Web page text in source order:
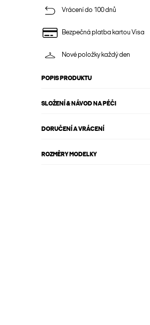
Vrácení do 100 dnů
Bezpečná platba kartou Visa
Nové položky každý den
POPIS PRODUKTU
SLOŽENÍ & NÁVOD NA PÉČI
DORUČENÍ A VRÁCENÍ
ROZMĚRY MODELKY